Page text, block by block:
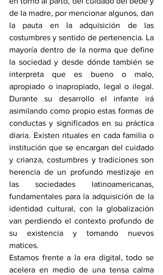
de la madre, por mencionar algunos, dan
la pauta en la adquisición de las
costumbres y sentido de pertenencia. La
mayoría dentro de la norma que define
la sociedad y desde dónde también se
interpreta que es bueno o malo,
apropiado o inapropiado, legal o ilegal.
Durante su desarrollo el infante irá
asimilando como propio estas formas de
conductas y significados en su práctica
diaria. Existen rituales en cada familia o
institución que se encargan del cuidado
y crianza, costumbres y tradiciones son
herencia de un profundo mestizaje en
las sociedades latinoamericanas,
fundamentales para la adquisición de la
identidad cultural, con la globalización
van perdiendo el contexto profundo de
su existencia y tomando nuevos
matices.
Estamos frente a la era digital, todo se
acelera en medio de una tensa calma